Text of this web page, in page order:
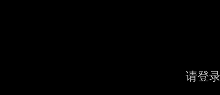
请登